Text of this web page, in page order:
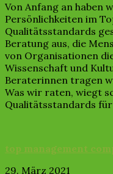
Von Anfang an haben
Persönlichkeiten im
Qualitätsstandards
Beratung aus, die
von Organisationen
Wissenschaft und
Beraterinnen tragen
Was wir raten, wiegt
Qualitätsstandards
top management
29. März 2021